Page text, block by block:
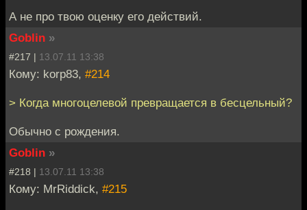
А не про твою оценку его действий.
Goblin »
#217 | 13.07.11 13:38
Кому: korp83, #214
> Когда многоцелевой превращается в бесцельный?
Обычно с рождения.
Goblin »
#218 | 13.07.11 13:38
Кому: MrRiddick, #215